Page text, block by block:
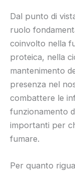
Dal punto di
ruolo
coinvolto nella
proteica, nella
mantenimento
presenza nel
combattere le
funzionamento
importanti per
fumare.
Per quanto